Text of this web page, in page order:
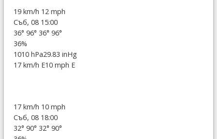
19 km/h 12 mph
Съб, 08 15:00
36° 96° 36° 96°
36%
1010 hPa29.83 inHg
17 km/h E10 mph E
17 km/h 10 mph
Съб, 08 18:00
32° 90° 32° 90°